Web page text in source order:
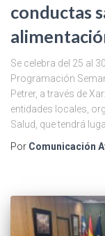
conductas
Se celebra del 25 al
Programación
Petrer, a través de
entidades locales,
Salud, que tendrá
Por Comunicación